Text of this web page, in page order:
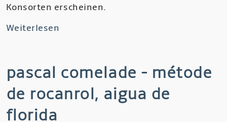
Konsorten erscheinen.
Weiterlesen
-
are
pascal comelade - métode
de rocanrol, aigua de
florida